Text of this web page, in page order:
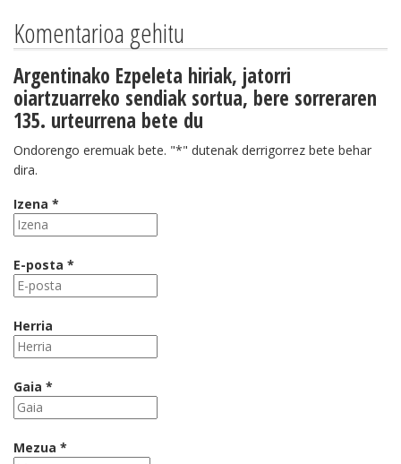
Komentarioa gehitu
Argentinako Ezpeleta hiriak, jatorri
oiartzuarreko sendiak sortua, bere sorreraren
135. urteurrena bete du
Ondorengo eremuak bete. "*" dutenak derrigorrez bete behar
dira.
Izena *
E-posta *
Herria
Gaia *
Mezua *